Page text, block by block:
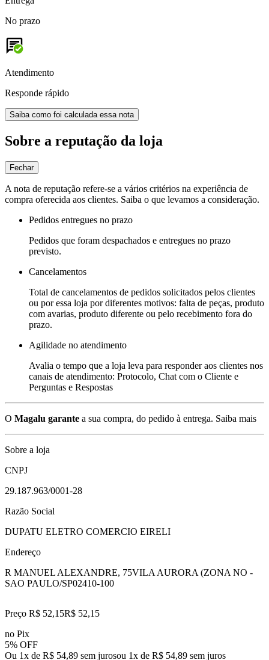
No prazo
Atendimento
Responde rápido
Saiba como foi calculada essa nota
Sobre a reputação da loja
Fechar
A nota de reputação refere-se a vários critérios na experiência de
compra oferecida aos clientes. Saiba o que levamos a consideração.
Pedidos entregues no prazo
Pedidos que foram despachados e entregues no prazo
previsto.
Cancelamentos
Total de cancelamentos de pedidos solicitados pelos clientes
ou por essa loja por diferentes motivos: falta de peças, produto
com avarias, produto diferente ou pelo recebimento fora do
prazo.
Agilidade no atendimento
Avalia o tempo que a loja leva para responder aos clientes nos
canais de atendimento: Protocolo, Chat com o Cliente e
Perguntas e Respostas
O Magalu garante a sua compra, do pedido à entrega. Saiba mais
Sobre a loja
CNPJ
29.187.963/0001-28
Razão Social
DUPATU ELETRO COMERCIO EIRELI
Endereço
R MANUEL ALEXANDRE, 75VILA AURORA (ZONA NO -
SAO PAULO/SP02410-100
Preço R$ 52,15R$ 52,15
no Pix
5% OFF
Ou 1x de R$ 54,89 sem jurosou 1x de R$ 54,89 sem juros